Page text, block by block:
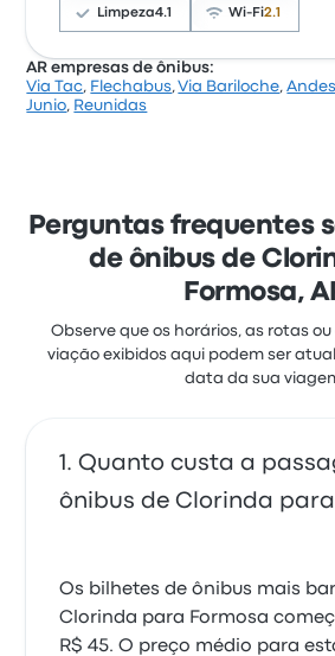
custam a partir de R$ 45
Limpeza4.1 Wi-Fi2.1
Com base em 2308 avaliações, a
partir de R$ 84
AR empresas de ônibus:
Via Tac, Flechabus,Via Bariloche,
Junio, Reunidas
Perguntas frequentes
de ônibus de
Formosa,
Observe que os horários, as rotas
viação exibidos aqui podem ser
data da sua
Quanto custa a
ônibus de Clorinda
Os bilhetes de ônibus mais
Clorinda para Formosa
R$ 45. O preço médio para